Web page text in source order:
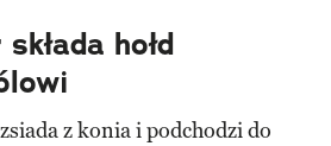
hołd
z konia i podchodzi do